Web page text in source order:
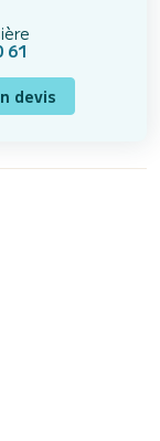
61
devis